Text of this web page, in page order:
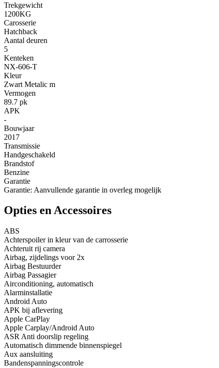
Trekgewicht
1200KG
Carosserie
Hatchback
Aantal deuren
5
Kenteken
NX-606-T
Kleur
Zwart Metalic m
Vermogen
89.7 pk
APK
-
Bouwjaar
2017
Transmissie
Handgeschakeld
Brandstof
Benzine
Garantie
Garantie: Aanvullende garantie in overleg mogelijk
Opties en Accessoires
ABS
Achterspoiler in kleur van de carrosserie
Achteruit rij camera
Airbag, zijdelings voor 2x
Airbag Bestuurder
Airbag Passagier
Airconditioning, automatisch
Alarminstallatie
Android Auto
APK bij aflevering
Apple CarPlay
Apple Carplay/Android Auto
ASR Anti doorslip regeling
Automatisch dimmende binnenspiegel
Aux aansluiting
Bandenspanningscontrole